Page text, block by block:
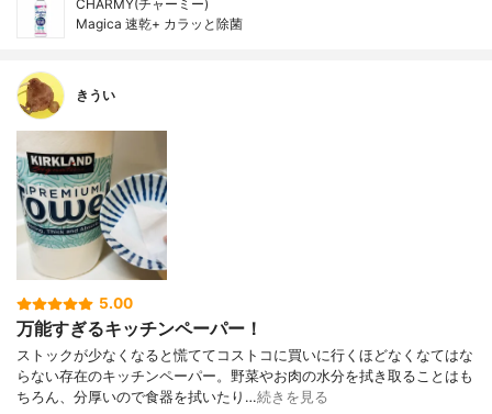
CHARMY(チャーミー)
Magica 速乾+ カラッと除菌
きうい
5.00
万能すぎるキッチンペーパー！
ストックが少なくなると慌ててコストコに買いに行くほどなくなてはな
らない存在のキッチンペーパー。野菜やお肉の水分を拭き取ることはも
ちろん、分厚いので食器を拭いたり…続きを見る